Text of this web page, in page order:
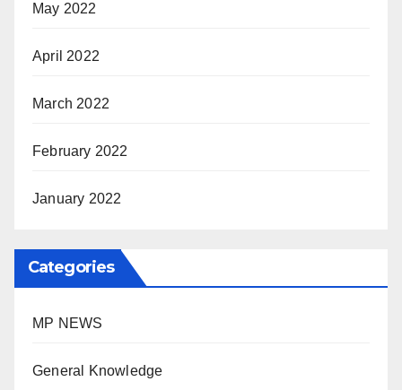
May 2022
April 2022
March 2022
February 2022
January 2022
Categories
MP NEWS
General Knowledge